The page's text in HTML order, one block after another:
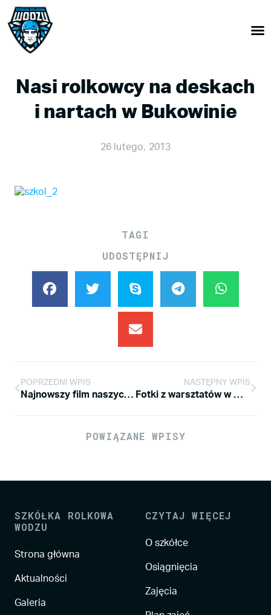
Nasi rolkowcy na deskach
i nartach w Bukowinie
26 lutego, 2013
TAGI
UDOSTĘPNIJ
POPRZEDNI WPIS
Najnowszy film naszych dziewczyn
NASTĘPNY WPIS
Fotki z warsztatów w Warszawie !!!
POWIĄZANE WPISY
SZKÓŁKA ROLKOWA
WODZU
Strona główna
Aktualności
Galeria
CZYTAJ WIĘCEJ
O szkółce
Osiągnięcia
Zajęcia